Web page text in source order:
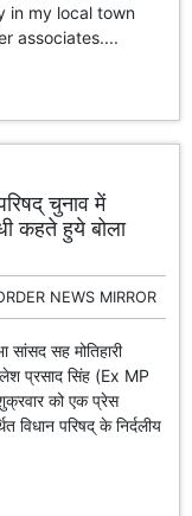
in my local town
associates....
चुनाव में
कहते हुये बोला
NEWS MIRROR
सांसद सह मोतिहारी
प्रसाद सिंह (Ex MP
को एक प्रेस
विधान परिषद् के निर्दलीय